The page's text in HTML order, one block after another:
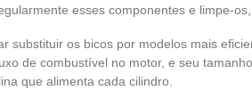
esses componentes e limpe-
substituir os bicos por modelos mais
de combustível no motor, e seu
que alimenta cada cilindro.